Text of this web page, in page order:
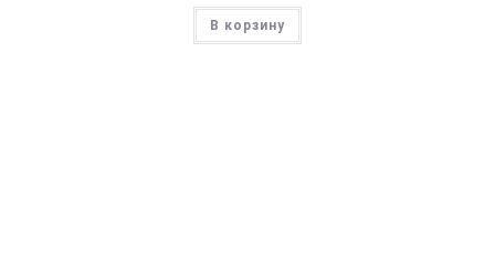
В корзину